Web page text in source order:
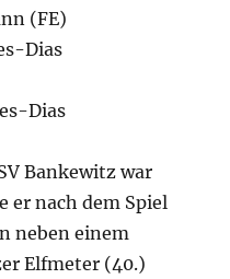
(FE)
Dias
Dias
Bankewitz war
er nach dem Spiel
neben einem
Elfmeter (40.)